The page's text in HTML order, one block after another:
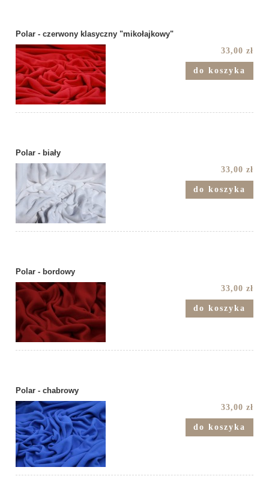
Polar - czerwony klasyczny "mikołajkowy"
33,00 zł
do koszyka
Polar - biały
33,00 zł
do koszyka
Polar - bordowy
33,00 zł
do koszyka
Polar - chabrowy
33,00 zł
do koszyka